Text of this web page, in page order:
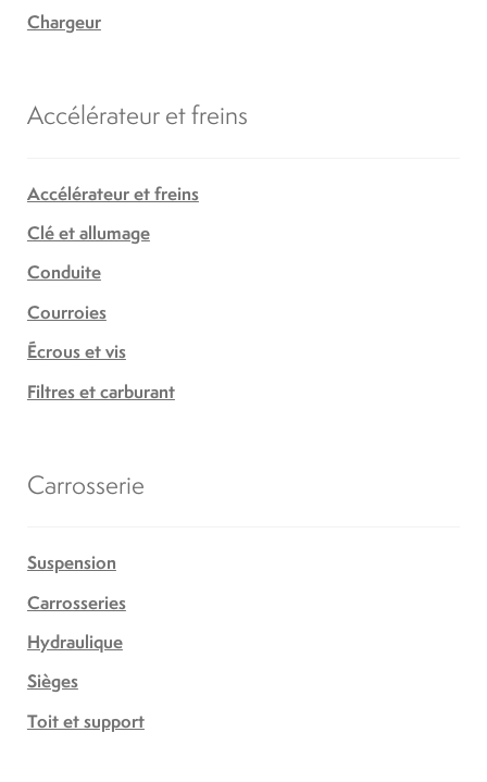
Chargeur
Accélérateur et freins
Accélérateur et freins
Clé et allumage
Conduite
Courroies
Écrous et vis
Filtres et carburant
Carrosserie
Suspension
Carrosseries
Hydraulique
Sièges
Toit et support